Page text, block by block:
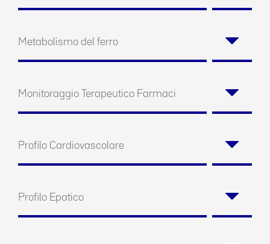
Metabolismo del ferro
Monitoraggio Terapeutico Farmaci
Profilo Cardiovascolare
Profilo Epatico